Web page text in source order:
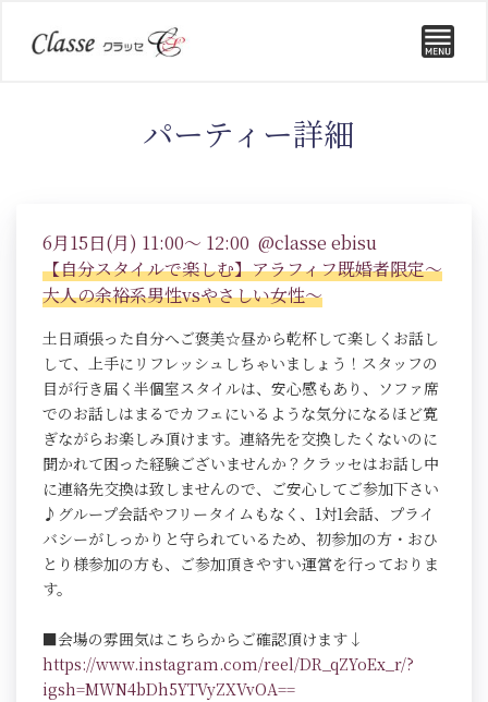
パーティー詳細
6月15日(月) 11:00～ 12:00 @classe ebisu
【自分スタイルで楽しむ】アラフィフ既婚者限定～
大人の余裕系男性vsやさしい女性～
土日頑張った自分へご褒美☆昼から乾杯して楽しくお話し
して、上手にリフレッシュしちゃいましょう！スタッフの
目が行き届く半個室スタイルは、安心感もあり、ソファ席
でのお話しはまるでカフェにいるような気分になるほど寛
ぎながらお楽しみ頂けます。連絡先を交換したくないのに
聞かれて困った経験ございませんか？クラッセはお話し中
に連絡先交換は致しませんので、ご安心してご参加下さい
♪グループ会話やフリータイムもなく、1対1会話、プライ
バシーがしっかりと守られているため、初参加の方・おひ
とり様参加の方も、ご参加頂きやすい運営を行っておりま
す。
■会場の雰囲気はこちらからご確認頂けます↓
https://www.instagram.com/reel/DR_qZYoEx_r/?
igsh=MWN4bDh5YTVyZXVvOA==